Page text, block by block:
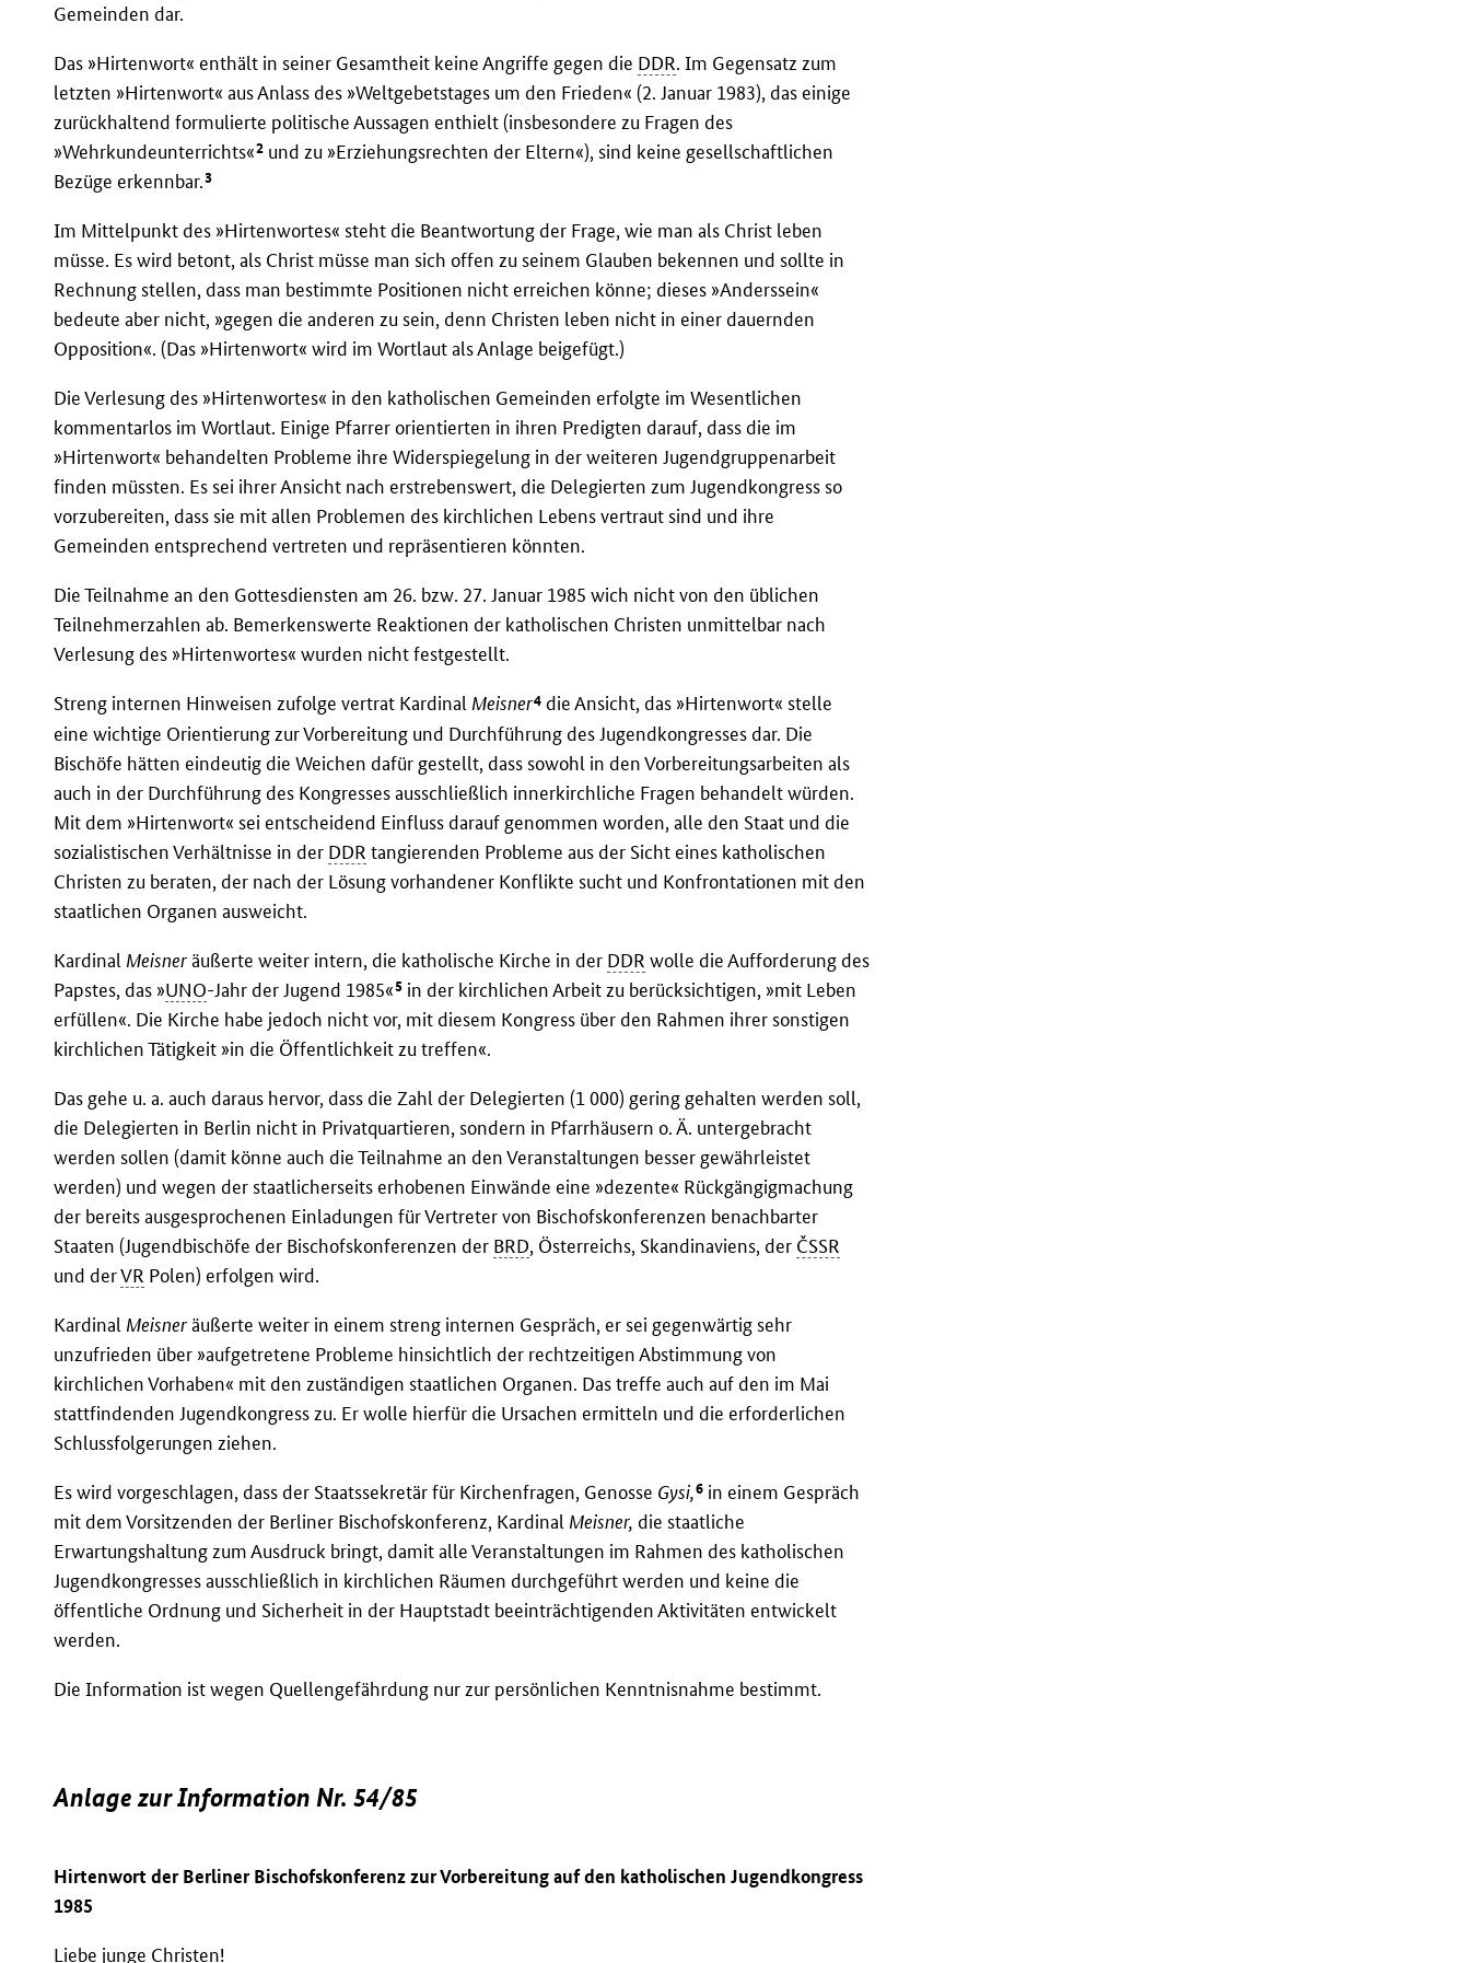
Gemeinden dar.
Das »Hirtenwort« enthält in seiner Gesamtheit keine Angriffe gegen die DDR. Im Gegensatz zum
letzten »Hirtenwort« aus Anlass des »Weltgebetstages um den Frieden« (2. Januar 1983), das einige
zurückhaltend formulierte politische Aussagen enthielt (insbesondere zu Fragen des
»Wehrkundeunterrichts«2 und zu »Erziehungsrechten der Eltern«), sind keine gesellschaftlichen
Bezüge erkennbar.3
Im Mittelpunkt des »Hirtenwortes« steht die Beantwortung der Frage, wie man als Christ leben
müsse. Es wird betont, als Christ müsse man sich offen zu seinem Glauben bekennen und sollte in
Rechnung stellen, dass man bestimmte Positionen nicht erreichen könne; dieses »Anderssein«
bedeute aber nicht, »gegen die anderen zu sein, denn Christen leben nicht in einer dauernden
Opposition«. (Das »Hirtenwort« wird im Wortlaut als Anlage beigefügt.)
Die Verlesung des »Hirtenwortes« in den katholischen Gemeinden erfolgte im Wesentlichen
kommentarlos im Wortlaut. Einige Pfarrer orientierten in ihren Predigten darauf, dass die im
»Hirtenwort« behandelten Probleme ihre Widerspiegelung in der weiteren Jugendgruppenarbeit
finden müssten. Es sei ihrer Ansicht nach erstrebenswert, die Delegierten zum Jugendkongress so
vorzubereiten, dass sie mit allen Problemen des kirchlichen Lebens vertraut sind und ihre
Gemeinden entsprechend vertreten und repräsentieren könnten.
Die Teilnahme an den Gottesdiensten am 26. bzw. 27. Januar 1985 wich nicht von den üblichen
Teilnehmerzahlen ab. Bemerkenswerte Reaktionen der katholischen Christen unmittelbar nach
Verlesung des »Hirtenwortes« wurden nicht festgestellt.
Streng internen Hinweisen zufolge vertrat Kardinal Meisner4 die Ansicht, das »Hirtenwort« stelle
eine wichtige Orientierung zur Vorbereitung und Durchführung des Jugendkongresses dar. Die
Bischöfe hätten eindeutig die Weichen dafür gestellt, dass sowohl in den Vorbereitungsarbeiten als
auch in der Durchführung des Kongresses ausschließlich innerkirchliche Fragen behandelt würden.
Mit dem »Hirtenwort« sei entscheidend Einfluss darauf genommen worden, alle den Staat und die
sozialistischen Verhältnisse in der DDR tangierenden Probleme aus der Sicht eines katholischen
Christen zu beraten, der nach der Lösung vorhandener Konflikte sucht und Konfrontationen mit den
staatlichen Organen ausweicht.
Kardinal Meisneräußerte weiter intern, die katholische Kirche in der DDR wolle die Aufforderung des
Papstes, das »UNO-Jahr der Jugend 1985«5 in der kirchlichen Arbeit zu berücksichtigen, »mit Leben
erfüllen«. Die Kirche habe jedoch nicht vor, mit diesem Kongress über den Rahmen ihrer sonstigen
kirchlichen Tätigkeit »in die Öffentlichkeit zu treffen«.
Das gehe u. a. auch daraus hervor, dass die Zahl der Delegierten (1 000) gering gehalten werden soll,
die Delegierten in Berlin nicht in Privatquartieren, sondern in Pfarrhäusern o. Ä. untergebracht
werden sollen (damit könne auch die Teilnahme an den Veranstaltungen besser gewährleistet
werden) und wegen der staatlicherseits erhobenen Einwände eine »dezente« Rückgängigmachung
der bereits ausgesprochenen Einladungen für Vertreter von Bischofskonferenzen benachbarter
Staaten (Jugendbischöfe der Bischofskonferenzen der BRD, Österreichs, Skandinaviens, der ČSSR
und derVR Polen) erfolgen wird.
Kardinal Meisneräußerte weiter in einem streng internen Gespräch, er sei gegenwärtig sehr
unzufrieden über »aufgetretene Probleme hinsichtlich der rechtzeitigen Abstimmung von
kirchlichen Vorhaben« mit den zuständigen staatlichen Organen. Das treffe auch auf den im Mai
stattfindenden Jugendkongress zu. Er wolle hierfür die Ursachen ermitteln und die erforderlichen
Schlussfolgerungen ziehen.
Es wird vorgeschlagen, dass der Staatssekretär für Kirchenfragen, Genosse Gysi,6 in einem Gespräch
mit dem Vorsitzenden der Berliner Bischofskonferenz, Kardinal Meisner, die staatliche
Erwartungshaltung zum Ausdruck bringt, damit alle Veranstaltungen im Rahmen des katholischen
Jugendkongresses ausschließlich in kirchlichen Räumen durchgeführt werden und keine die
öffentliche Ordnung und Sicherheit in der Hauptstadt beeinträchtigenden Aktivitäten entwickelt
werden.
Die Information ist wegen Quellengefährdung nur zur persönlichen Kenntnisnahme bestimmt.
Anlage zur Information Nr. 54/85
Hirtenwort der Berliner Bischofskonferenz zur Vorbereitung auf den katholischen Jugendkongress
1985
Liebe junge Christen!